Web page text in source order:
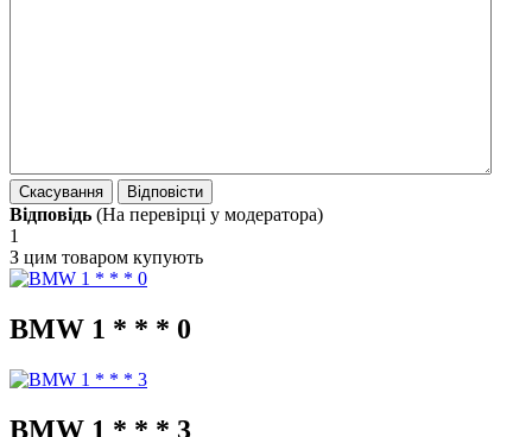
Відповідь (На перевірці у модератора)
1
З цим товаром купують
BMW 1 * * * 0
BMW 1 * * * 3